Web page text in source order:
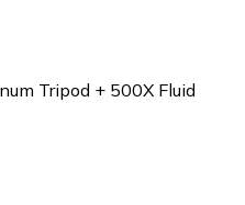
Tripod + 500X Fluid